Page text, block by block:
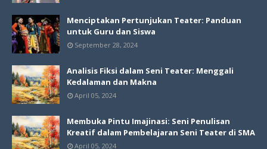
Menciptakan Pertunjukan Teater: Panduan
untuk Guru dan Siswa
September 28, 2024
Analisis Fiksi dalam Seni Teater: Menggali
Kedalaman dan Makna
April 05, 2024
Membuka Pintu Imajinasi: Seni Penulisan
Kreatif dalam Pembelajaran Seni Teater di SMA
April 05, 2024